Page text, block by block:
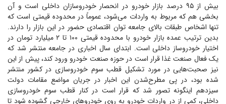
بیش از ۹۵ درصد بازار خودرو در انحصار خودروسازان داخلی است و آن
بخشی هم که مربوط به واردات می‌شود، عموماً در محدوده قیمتی است که
تنها اشخاص طبقات بالای جامعه توان اقتصادی حضور در این بازار را دارند.
بدین ترتیب عمده بازار خودرو با محدوده قیمتی ۱۰۰ تا ۲ میلیارد تومان در
اختیار خودروساز داخلی است. ابتدای سال اخباری در جامعه منتشر شد که
یک فعال صنعت غذا قرار است در حوزه صنعت خودرو ورود کند، پیش از این
نیز صحبت‌هایی در مورد تشکیل قطب سوم خودروسازی در کشور منتشر
شده بود، در پی مطرح‌شدن این اخبار در جریان مواضع مقامات دولت
سیزدهم اینگونه تصور شد که قرار است در کنار قطب سوم خودروسازی
داخلی، کمی از در واردات خودرو به روی خودرو‌های خارجی گشوده شود تا